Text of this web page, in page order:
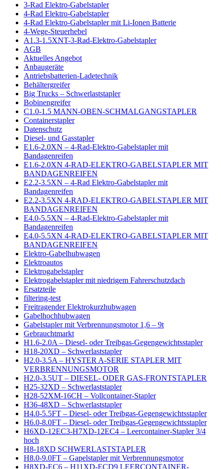
3-Rad Elektro-Gabelstapler
4-Rad Elektro-Gabelstapler
4-Rad Elektro-Gabelstapler mit Li-Ionen Batterie
4-Wege-Steuerhebel
A1.3-1.5XNT-3-Rad-Elektro-Gabelstapler
AGB
Aktuelles Angebot
Anbaugeräte
Antriebsbatterien-Ladetechnik
Behältergreifer
Big Trucks – Schwerlaststapler
Bobinengreifer
C1.0-1.5 MANN-OBEN-SCHMALGANGSTAPLER
Containerstapler
Datenschutz
Diesel- und Gasstapler
E1.6-2.0XN – 4-Rad-Elektro-Gabelstapler mit
Bandagenreifen
E1.6-2.0XN 4-RAD-ELEKTRO-GABELSTAPLER MIT
BANDAGENREIFEN
E2.2-3.5XN – 4-Rad Elektro-Gabelstapler mit
Bandagenreifen
E2.2-3.5XN 4-RAD-ELEKTRO-GABELSTAPLER MIT
BANDAGENREIFEN
E4.0-5.5XN – 4-Rad-Elektro-Gabelstapler mit
Bandagenreifen
E4.0-5.5XN 4-RAD-ELEKTRO-GABELSTAPLER MIT
BANDAGENREIFEN
Elektro-Gabelhubwagen
Elektroautos
Elektrogabelstapler
Elektrogabelstapler mit niedrigem Fahrerschutzdach
Ersatzteile
filtering-test
Freitragender Elektrokurzhubwagen
Gabelhochhubwagen
Gabelstapler mit Verbrennungsmotor 1,6 – 9t
Gebrauchtmarkt
H1.6-2.0A – Diesel- oder Treibgas-Gegengewichtsstapler
H18-20XD – Schwerlaststapler
H2.0-3.5A – HYSTER A-SERIE STAPLER MIT
VERBRENNUNGSMOTOR
H2.0-3.5UT – DIESEL- ODER GAS-FRONTSTAPLER
H25-32XD – Schwerlaststapler
H28-52XM-16CH – Vollcontainer-Stapler
H36-48XD – Schwerlaststapler
H4.0-5.5FT – Diesel- oder Treibgas-Gegengewichtsstapler
H6.0-8.0FT – Diesel- oder Treibgas-Gegengewichtsstapler
H6XD-12EC3-H7XD-12EC4 – Leercontainer-Stapler 3/4
hoch
H8-18XD SCHWERLASTSTAPLER
H8.0-9.0FT – Gapelstapler mit Verbrennungsmotor
H8XD-EC6 – H11XD-ECD9 LEERCONTAINER-